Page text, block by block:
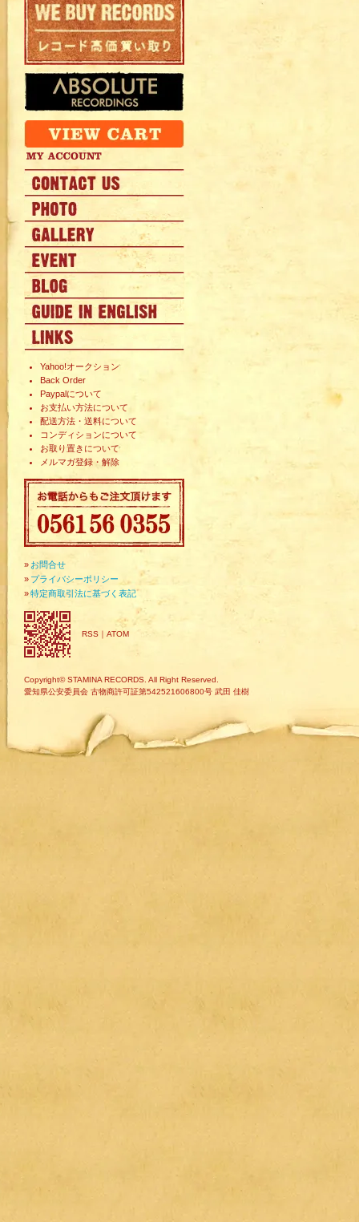
Yahoo!オークション
Back Order
Paypalについて
お支払い方法について
配送方法・送料について
コンディションについて
お取り置きについて
メルマガ登録・解除
» お問合せ
» プライバシーポリシー
»特定商取引法に基づく表記
RSS ｜ ATOM
Copyright© STAMINA RECORDS. All Right Reserved.
愛知県公安委員会 古物商許可証第542521606800号 武田 佳樹